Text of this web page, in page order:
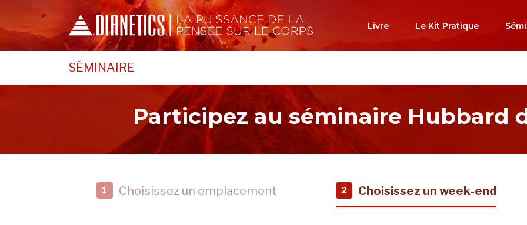
Livre Le Kit Pratique
SÉMINAIRE
Participez au séminaire Hubbard
1 Choisissez un emplacement 2 Choisissez un week-end